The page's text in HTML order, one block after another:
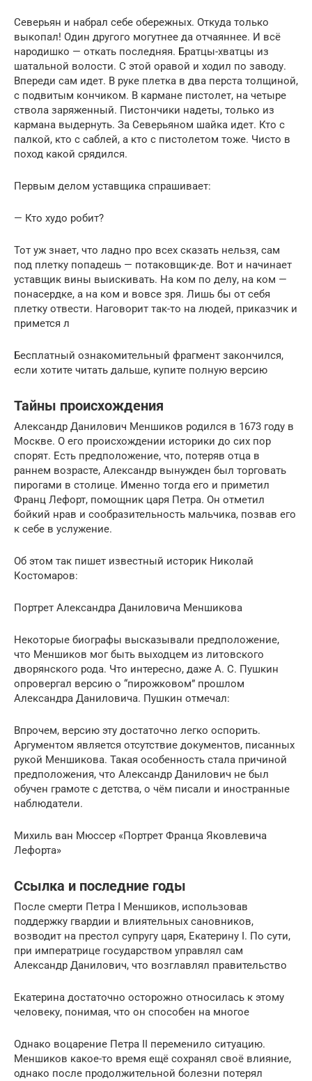
Северьян и набрал себе обережных. Откуда только
выкопал! Один другого могутнее да отчаяннее. И всё
народишко — откать последняя. Братцы-хватцы из
шатальной волости. С этой оравой и ходил по заводу.
Впереди сам идет. В руке плетка в два перста толщиной,
с подвитым кончиком. В кармане пистолет, на четыре
ствола заряженный. Пистончики надеты, только из
кармана выдернуть. За Северьяном шайка идет. Кто с
палкой, кто с саблей, а кто с пистолетом тоже. Чисто в
поход какой срядился.
Первым делом уставщика спрашивает:
— Кто худо робит?
Тот уж знает, что ладно про всех сказать нельзя, сам
под плетку попадешь — потаковщик-де. Вот и начинает
уставщик вины выискивать. На ком по делу, на ком —
понасердке, а на ком и вовсе зря. Лишь бы от себя
плетку отвести. Наговорит так-то на людей, приказчик и
примется л
Бесплатный ознакомительный фрагмент закончился,
если хотите читать дальше, купите полную версию
Тайны происхождения
Александр Данилович Меншиков родился в 1673 году в
Москве. О его происхождении историки до сих пор
спорят. Есть предположение, что, потеряв отца в
раннем возрасте, Александр вынужден был торговать
пирогами в столице. Именно тогда его и приметил
Франц Лефорт, помощник царя Петра. Он отметил
бойкий нрав и сообразительность мальчика, позвав его
к себе в услужение.
Об этом так пишет известный историк Николай
Костомаров:
Портрет Александра Даниловича Меншикова
Некоторые биографы высказывали предположение,
что Меншиков мог быть выходцем из литовского
дворянского рода. Что интересно, даже А. С. Пушкин
опровергал версию о “пирожковом” прошлом
Александра Даниловича. Пушкин отмечал:
Впрочем, версию эту достаточно легко оспорить.
Аргументом является отсутствие документов, писанных
рукой Меншикова. Такая особенность стала причиной
предположения, что Александр Данилович не был
обучен грамоте с детства, о чём писали и иностранные
наблюдатели.
Михиль ван Мюссер «Портрет Франца Яковлевича
Лефорта»
Ссылка и последние годы
После смерти Петра I Меншиков, использовав
поддержку гвардии и влиятельных сановников,
возводит на престол супругу царя, Екатерину I. По сути,
при императрице государством управлял сам
Александр Данилович, что возглавлял правительство
Екатерина достаточно осторожно относилась к этому
человеку, понимая, что он способен на многое
Однако воцарение Петра II переменило ситуацию.
Меншиков какое-то время ещё сохранял своё влияние,
однако после продолжительной болезни потерял